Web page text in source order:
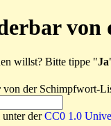
willst? Bitte tippe "Ja
von der Schimpfwort-
derCC0 1.0